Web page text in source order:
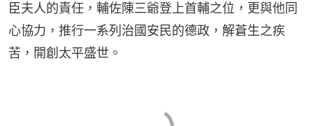
臣夫人的責任，輔佐陳三爺登上首輔之位，更與他同
心協力，推行一系列治國安民的德政，解蒼生之疾
苦，開創太平盛世。